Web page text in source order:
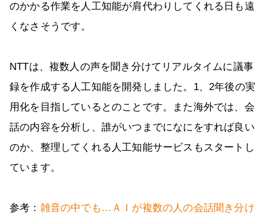
のかかる作業を人工知能が肩代わりしてくれる日も遠
くなさそうです。
NTTは、複数人の声を聞き分けてリアルタイムに議事
録を作成する人工知能を開発しました。1、2年後の実
用化を目指しているとのことです。また海外では、会
話の内容を分析し、誰がいつまでになにをすれば良い
のか、整理してくれる人工知能サービスもスタートし
ています。
参考： 雑音の中でも…ＡＩが複数の人の会話聞き分け